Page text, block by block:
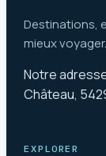
Destinations,
mieux voyager.
Notre
Château,
EXPLORER